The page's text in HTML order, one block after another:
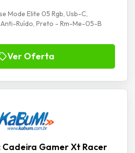
Mode Elite 05 Rgb, Usb-C,
Ruído, Preto - Rm-Me-05-B
Ver Oferta
Gamer Xt Racer